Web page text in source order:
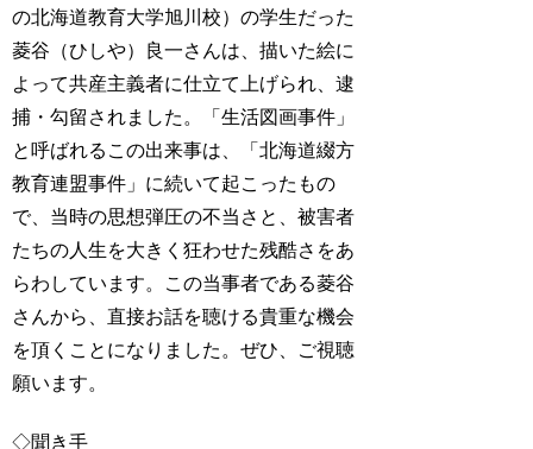
の北海道教育大学旭川校）の学生だった
菱谷（ひしや）良一さんは、描いた絵に
よって共産主義者に仕立て上げられ、逮
捕・勾留されました。「生活図画事件」
と呼ばれるこの出来事は、「北海道綴方
教育連盟事件」に続いて起こったもの
で、当時の思想弾圧の不当さと、被害者
たちの人生を大きく狂わせた残酷さをあ
らわしています。この当事者である菱谷
さんから、直接お話を聴ける貴重な機会
を頂くことになりました。ぜひ、ご視聴
願います。
◇聞き手